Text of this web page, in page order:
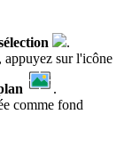
.
appuyez sur l'icône
.
comme fond